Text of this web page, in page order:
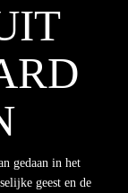
gedaan in het
geest en de